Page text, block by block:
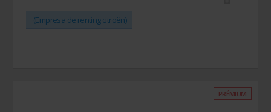
(Empresa de renting citroën)
PRÉMIUM